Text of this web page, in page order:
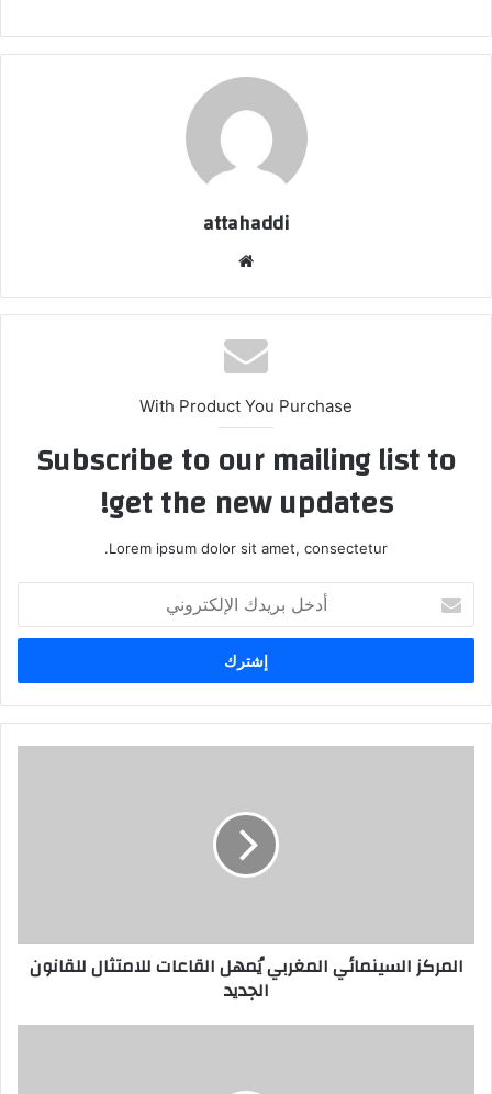
attahaddi
الوي
ب
With Product You Purchase
Subscribe to our mailing list to
get the new updates!
Lorem ipsum dolor sit amet, consectetur.
خ
ب
ر
ر
المركز السينمائي المغربي يُمهل القاعات للامتثال للقانون
الجديد